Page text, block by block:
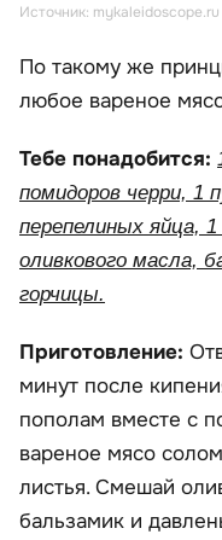
Источник: mykaleidoscope.ru
По такому же
любое вареное
Тебе понадобится:
помидоров черри, 1
перепелиных яйца, 1
оливкового масла,
горчицы.
Приготовление:
минут после
пополам вместе с
вареное мясо
листья. Смешай
бальзамик и